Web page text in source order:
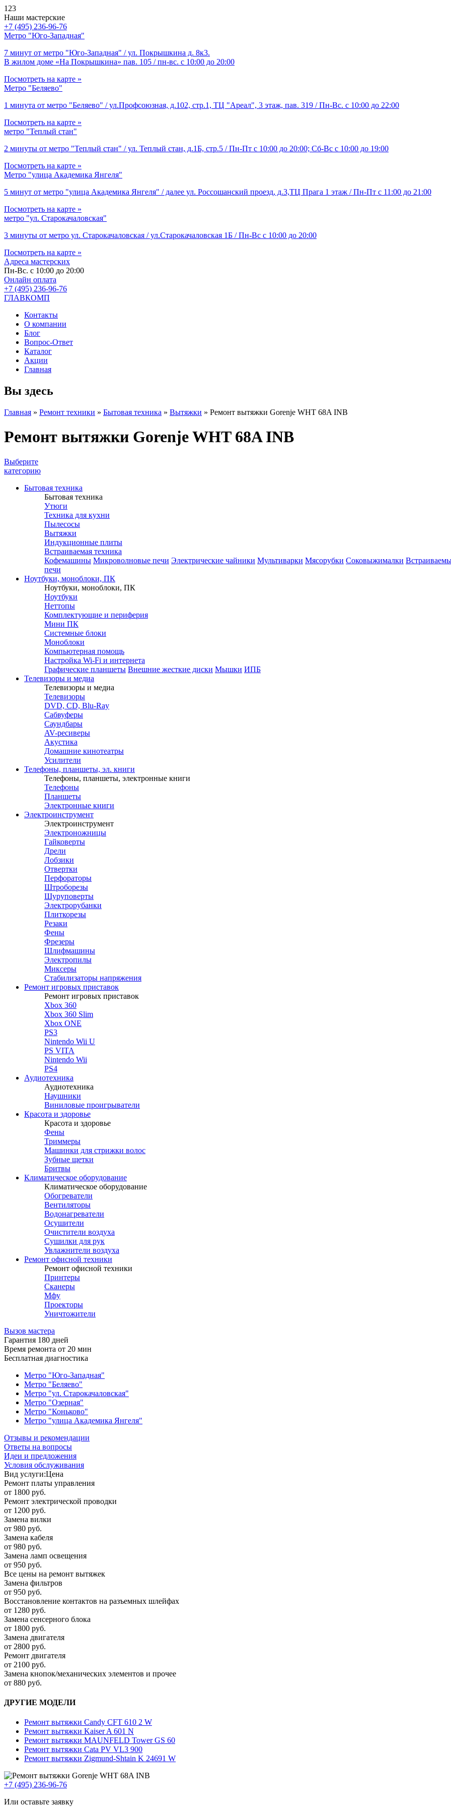
123
Наши мастерские
+7 (495) 236-96-76
Метро "Юго-Западная"
7 минут от метро "Юго-Западная" / ул. Покрышкина д. 8к3.
В жилом доме «На Покрышкина» пав. 105 / пн-вс. с 10:00 до 20:00
Посмотреть на карте »
Метро "Беляево"
1 минута от метро "Беляево" / ул.Профсоюзная, д.102, стр.1, ТЦ "Ареал", 3 этаж, пав. 319 / Пн-Вс. с 10:00 до 22:00
Посмотреть на карте »
метро "Теплый стан"
2 минуты от метро "Теплый стан" / ул. Теплый стан, д.1Б, стр.5 / Пн-Пт с 10:00 до 20:00; Сб-Вс с 10:00 до 19:00
Посмотреть на карте »
Метро "улица Академика Янгеля"
5 минут от метро "улица Академика Янгеля" / далее ул. Россошанский проезд, д.3,ТЦ Прага 1 этаж / Пн-Пт с 11:00 до 21:00
Посмотреть на карте »
метро "ул. Старокачаловская"
3 минуты от метро ул. Старокачаловская / ул.Старокачаловская 1Б / Пн-Вс с 10:00 до 20:00
Посмотреть на карте »
Адреса мастерских
Пн-Вс. с 10:00 до 20:00
Онлайн оплата
+7 (495) 236-96-76
ГЛАВКОМП
Контакты
О компании
Блог
Вопрос-Ответ
Каталог
Акции
Главная
Вы здесь
Главная » Ремонт техники » Бытовая техника » Вытяжки » Ремонт вытяжки Gorenje WHT 68A INB
Ремонт вытяжки Gorenje WHT 68A INB
Выберите
категорию
Бытовая техника
Бытовая техника
Утюги
Техника для кухни
Пылесосы
Вытяжки
Индукционные плиты
Встраиваемая техника
Кофемашины Микроволновые печи Электрические чайники Мультиварки Мясорубки Соковыжималки
печи
Ноутбуки, моноблоки, ПК
Ноутбуки, моноблоки, ПК
Ноутбуки
Неттопы
Комплектующие и периферия
Мини ПК
Системные блоки
Моноблоки
Компьютерная помощь
Настройка Wi-Fi и интернета
Графические планшеты Внешние жесткие диски Мышки ИПБ
Телевизоры и медиа
Телевизоры и медиа
Телевизоры
DVD, CD, Blu-Ray
Сабвуферы
Саундбары
AV-ресиверы
Акустика
Домашние кинотеатры
Усилители
Телефоны, планшеты, эл. книги
Телефоны, планшеты, электронные книги
Телефоны
Планшеты
Электронные книги
Электроинструмент
Электроинструмент
Электроножницы
Гайковерты
Дрели
Лобзики
Отвертки
Перфораторы
Штроборезы
Шуруповерты
Электрорубанки
Плиткорезы
Резаки
Фены
Фрезеры
Шлифмашины
Электропилы
Миксеры
Стабилизаторы напряжения
Ремонт игровых приставок
Ремонт игровых приставок
Xbox 360
Xbox 360 Slim
Xbox ONE
PS3
Nintendo Wii U
PS VITA
Nintendo Wii
PS4
Аудиотехника
Аудиотехника
Наушники
Виниловые проигрыватели
Красота и здоровье
Красота и здоровье
Фены
Триммеры
Машинки для стрижки волос
Зубные щетки
Бритвы
Климатическое оборудование
Климатическое оборудование
Обогреватели
Вентиляторы
Водонагреватели
Осушители
Очистители воздуха
Сушилки для рук
Увлажнители воздуха
Ремонт офисной техники
Ремонт офисной техники
Принтеры
Сканеры
Мфу
Проекторы
Уничтожители
Вызов мастера
Гарантия 180 дней
Время ремонта от 20 мин
Бесплатная диагностика
Метро "Юго-Западная"
Метро "Беляево"
Метро "ул. Старокачаловская"
Метро "Озерная"
Метро "Коньково"
Метро "улица Академика Янгеля"
Отзывы и рекомендации
Ответы на вопросы
Идеи и предложения
Условия обслуживания
Вид услуги:Цена
Ремонт платы управления
от 1800 руб.
Ремонт электрической проводки
от 1200 руб.
Замена вилки
от 980 руб.
Замена кабеля
от 980 руб.
Замена ламп освещения
от 950 руб.
Все цены на ремонт вытяжек
Замена фильтров
от 950 руб.
Восстановление контактов на разъемных шлейфах
от 1280 руб.
Замена сенсерного блока
от 1800 руб.
Замена двигателя
от 2800 руб.
Ремонт двигателя
от 2100 руб.
Замена кнопок/механических элементов и прочее
от 880 руб.
ДРУГИЕ МОДЕЛИ
Ремонт вытяжки Candy CFT 610 2 W
Ремонт вытяжки Kaiser A 601 N
Ремонт вытяжки MAUNFELD Tower GS 60
Ремонт вытяжки Cata PV VL3 900
Ремонт вытяжки Zigmund-Shtain K 24691 W
+7 (495) 236-96-76
Или оставьте заявку